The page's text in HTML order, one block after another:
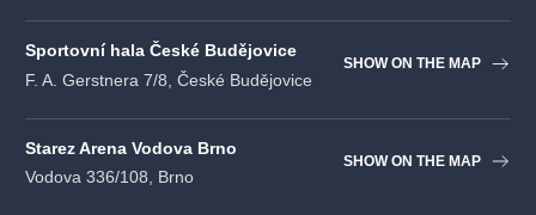
Sportovní hala České Budějovice
F. A. Gerstnera 7/8, České Budějovice
SHOW ON THE MAP
Starez Arena Vodova Brno
Vodova 336/108, Brno
SHOW ON THE MAP